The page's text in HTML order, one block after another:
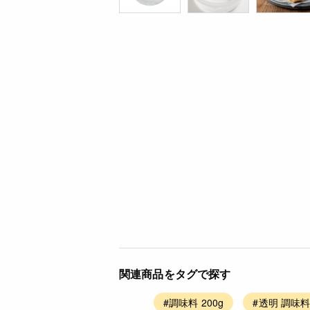
関連商品をタグで探す
#調味料 200g #透明 調味料